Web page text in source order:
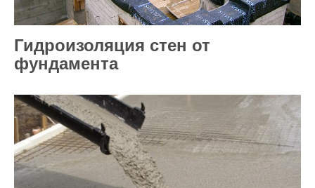
Гидроизоляция стен от
фундамента